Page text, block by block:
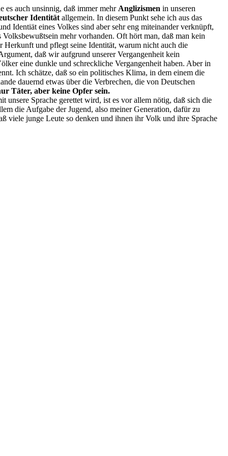
es auch unsinnig, daß immer mehr Anglizismen in unseren
Identität allgemein. In diesem Punkt sehe ich aus das
Identiät eines Volkes sind aber sehr eng miteinander verknüpft,
mehr vorhanden. Oft hört man, daß man kein
Herkunft und pflegt seine Identität, warum nicht auch die
daß wir aufgrund unserer Vergangenheit kein
eine dunkle und schreckliche Vergangenheit haben. Aber in
Ich schätze, daß so ein politisches Klima, in dem einem die
dauernd etwas über die Verbrechen, die von Deutschen
Täter, aber keine Opfer sein.
unsere Sprache gerettet wird, ist es vor allem nötig, daß sich die
die Aufgabe der Jugend, also meiner Generation, dafür zu
viele junge Leute so denken und ihnen ihr Volk und ihre Sprache